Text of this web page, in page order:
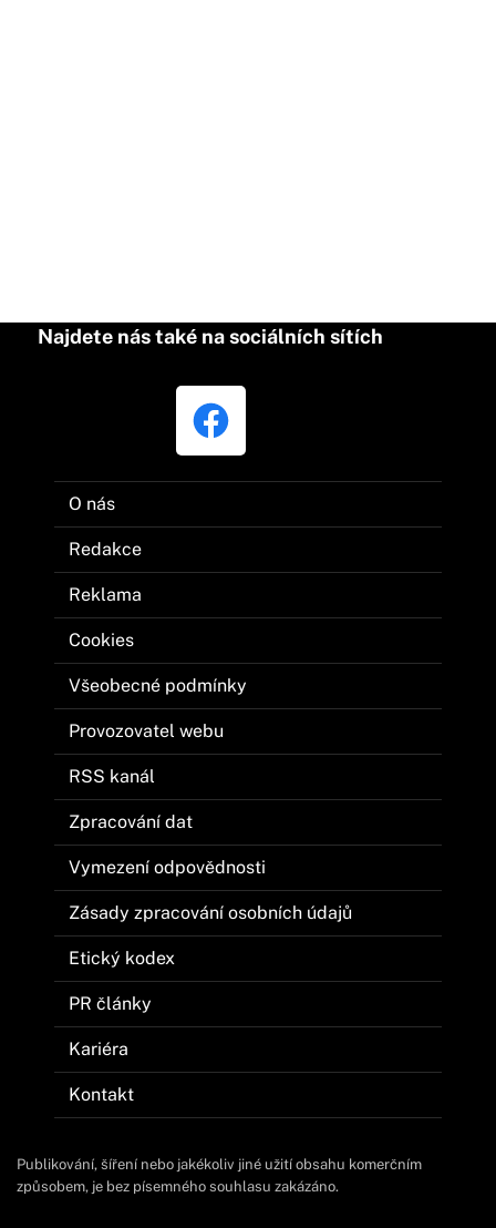
Najdete nás také na sociálních sítích
O nás
Redakce
Reklama
Cookies
Všeobecné podmínky
Provozovatel webu
RSS kanál
Zpracování dat
Vymezení odpovědnosti
Zásady zpracování osobních údajů
Etický kodex
PR články
Kariéra
Kontakt
Publikování, šíření nebo jakékoliv jiné užití obsahu komerčním
způsobem, je bez písemného souhlasu zakázáno.